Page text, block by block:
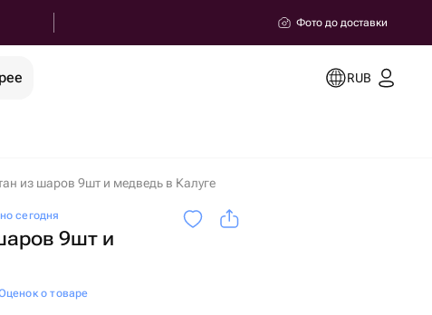
Фото до доставки
RUB
из шаров 9шт и медведь в Калуге
сегодня
9шт и
о товаре